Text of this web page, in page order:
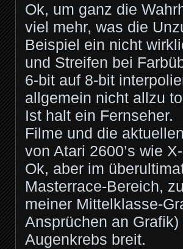
Ok, um ganz die
viel mehr, was die
Beispiel ein nicht
und Streifen bei
6-bit auf 8-bit
allgemein nicht allzu
Ist halt ein Fernseher.
Filme und die
von Atari 2600’s wie
Ok, aber im
Masterrace-Bereich,
meiner Mittelklasse-
Ansprüchen an
Augenkrebs breit.